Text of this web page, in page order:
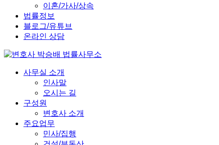
이혼/가사/상속
법률정보
블로그/유튜브
온라인 상담
사무실 소개
인사말
오시는 길
구성원
변호사 소개
주요업무
민사/집행